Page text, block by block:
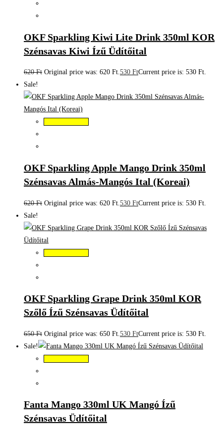
OKF Sparkling Kiwi Lite Drink 350ml KOR
Szénsavas Kiwi Ízű Üdítőital
620Ft Original price was: 620 Ft.530 FtCurrent price is: 530 Ft.
Sale!
OKF Sparkling Apple Mango Drink 350ml
Szénsavas Almás-Mangós Ital (Koreai)
620Ft Original price was: 620 Ft. 530 FtCurrent price is: 530 Ft.
Sale!
OKF Sparkling Grape Drink 350ml KOR
Szőlő Ízű Szénsavas Üdítőital
650Ft Original price was: 650 Ft. 530 FtCurrent price is: 530 Ft.
Sale!
Fanta Mango 330ml UK Mangó Ízű
Szénsavas Üdítőital